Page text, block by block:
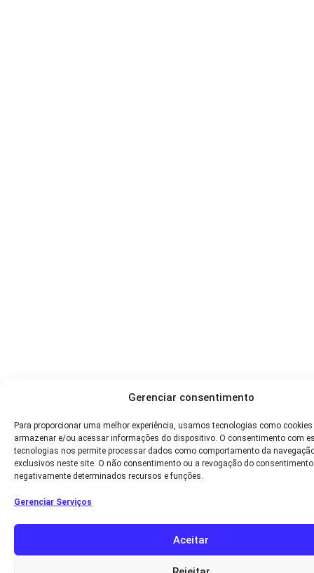
Gerenciar consentimento
Para proporcionar uma melhor experiência, usamos tecnologias como cookies
armazenar e/ou acessar informações do dispositivo. O consentimento com
tecnologias nos permite processar dados como comportamento da
exclusivos neste site. O não consentimento ou a revogação do
negativamente determinados recursos e funções.
Gerenciar Serviços
Aceitar